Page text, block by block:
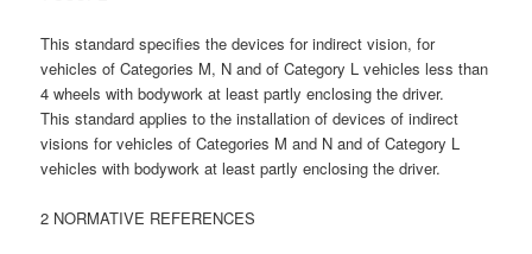
This standard specifies the devices for indirect vision, for
vehicles of Categories M, N and of Category L vehicles less than
4 wheels with bodywork at least partly enclosing the driver.
This standard applies to the installation of devices of indirect
visions for vehicles of Categories M and N and of Category L
vehicles with bodywork at least partly enclosing the driver.
2 NORMATIVE REFERENCES